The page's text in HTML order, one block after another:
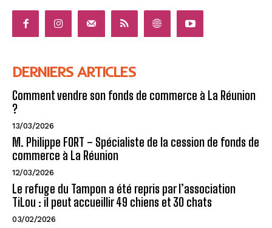
DERNIERS ARTICLES
Comment vendre son fonds de commerce à La Réunion
?
13/03/2026
M. Philippe FORT – Spécialiste de la cession de fonds de
commerce à La Réunion
12/03/2026
Le refuge du Tampon a été repris par l’association
TiLou : il peut accueillir 49 chiens et 30 chats
03/02/2026